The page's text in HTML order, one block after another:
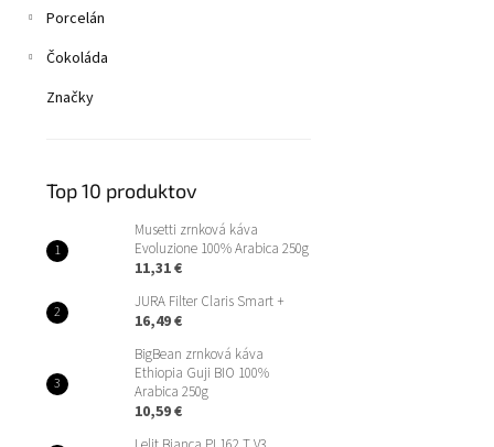
Porcelán
Čokoláda
Značky
Top 10 produktov
Musetti zrnková káva
Evoluzione 100% Arabica 250g
11,31 €
JURA Filter Claris Smart +
16,49 €
BigBean zrnková káva
Ethiopia Guji BIO 100%
Arabica 250g
10,59 €